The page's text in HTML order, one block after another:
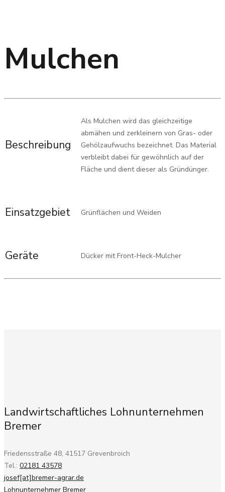
Mulchen
Beschreibung
Als Mulchen wird das gleichzeitige
abmähen und zerkleinern von Gras- oder
Gehölzaufwuchs bezeichnet. Das Material
verbleibt dabei für gewöhnlich auf der
Fläche und dient dieser als Gründünger.
Einsatzgebiet Grünflächen und Weiden
Geräte Dücker mit Front-Heck-Mulcher
Landwirtschaftliches Lohnunternehmen
Bremer
Friedensstraße 48, 41517 Grevenbroich
Tel.: 02181 43578
josef[at]bremer-agrar.de
Lohnunternehmer Bremer